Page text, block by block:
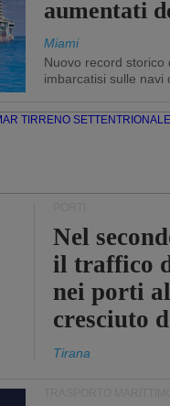
aumentati
Miami
Nuovo record storico
imbarcatisi sulle navi
Nel
il traffico
nei porti
cresciuto
Tirana